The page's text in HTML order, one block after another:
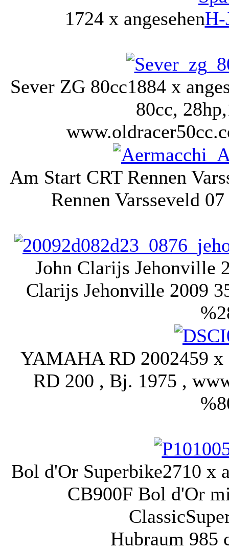
1724 x angesehenH-
Sever ZG 80cc1884 x
80cc,
Am Start CRT Rennen
Rennen Varsseveld
John Clarijs Jehonville
Clarijs Jehonville 2009
YAMAHA RD 2002459 x
RD 200 , Bj. 1975 ,
Bol d'Or Superbike2710 x
CB900F Bol d'Or
Hubraum 985